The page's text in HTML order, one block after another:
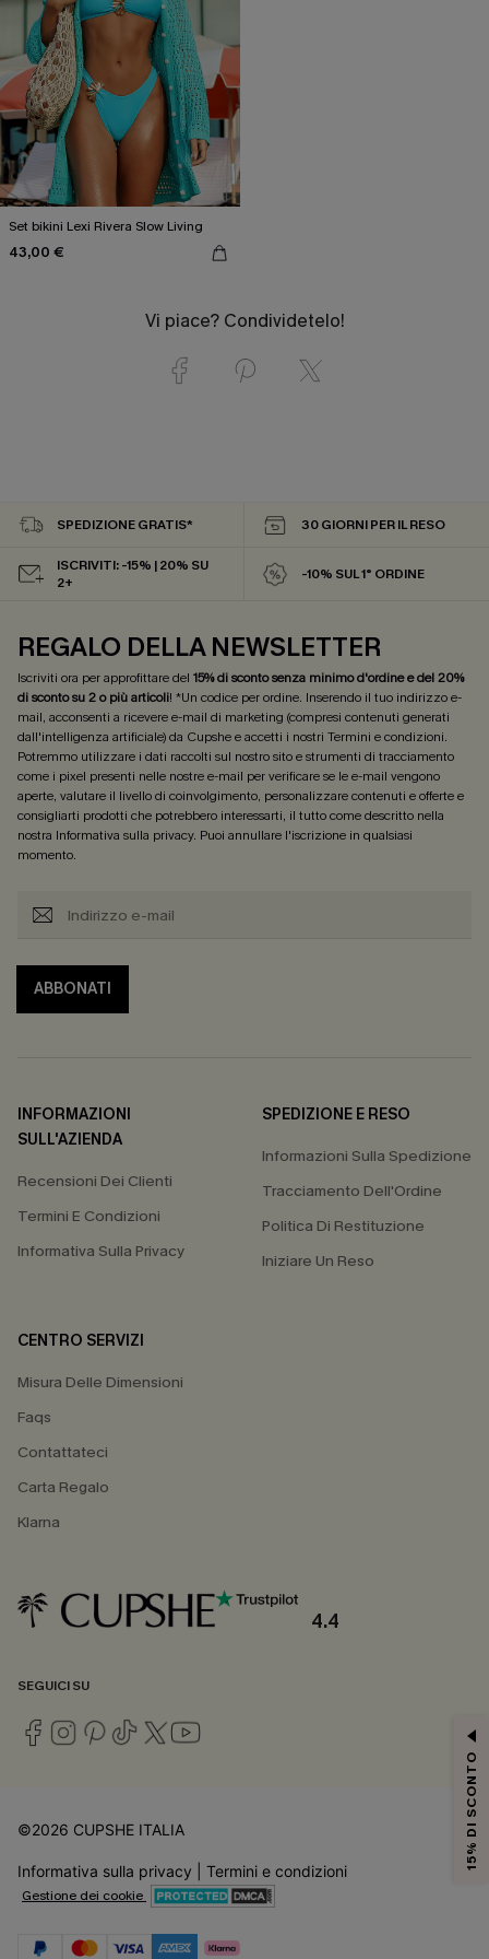
Set bikini Lexi Rivera Slow Living
43,00 €
Vi piace? Condividetelo!
SPEDIZIONE GRATIS* 30 GIORNI PER IL RESO
ISCRIVITI: -15% | 20% SU
2+
-10% SUL 1° ORDINE
REGALO DELLA NEWSLETTER
Iscriviti ora per approfittare del 15% di sconto senza minimo d'ordine e del 20%
di sconto su 2 o più articoli! *Un codice per ordine. Inserendo il tuo indirizzo e-
mail, acconsenti a ricevere e-mail di marketing (compresi contenuti generati
dall'intelligenza artificiale) da Cupshe e accetti i nostri Termini e condizioni.
Potremmo utilizzare i dati raccolti sul nostro sito e strumenti di tracciamento
come i pixel presenti nelle nostre e-mail per verificare se le e-mail vengono
aperte, valutare il livello di coinvolgimento, personalizzare contenuti e offerte e
consigliarti prodotti che potrebbero interessarti, il tutto come descritto nella
nostra Informativa sulla privacy. Puoi annullare l'iscrizione in qualsiasi
momento.
ABBONATI
INFORMAZIONI
SULL'AZIENDA
Recensioni Dei Clienti
Termini E Condizioni
Informativa Sulla Privacy
SPEDIZIONE E RESO
Informazioni Sulla Spedizione
Tracciamento Dell'Ordine
Politica Di Restituzione
Iniziare Un Reso
CENTRO SERVIZI
Misura Delle Dimensioni
Faqs
Contattateci
Carta Regalo
Klarna
4.4
SEGUICI SU
©2026 CUPSHE ITALIA
Informativa sulla privacy Termini e condizioni
Gestione dei cookie
15% DI SCONTO